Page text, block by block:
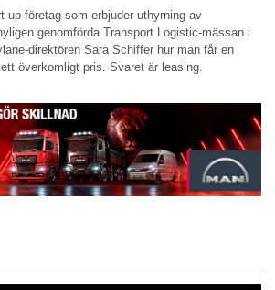
up-företag som erbjuder uthyrning av
genomförda Transport Logistic-mässan i
direktören Sara Schiffer hur man får en
överkomligt pris. Svaret är leasing.